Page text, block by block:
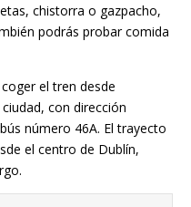
chistorra o gazpacho,
podrás probar comida
el tren desde
con dirección
número 46A. El trayecto
el centro de Dublín,